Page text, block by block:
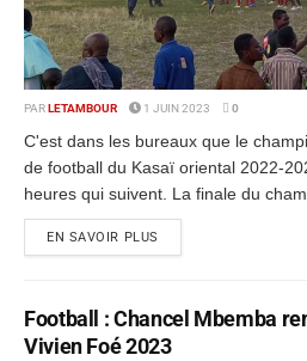
PAR LETAMBOUR 1 JUIN 2023 0
C'est dans les bureaux que le
de football du Kasaï oriental 2022-
heures qui suivent. La finale du
EN SAVOIR PLUS
Football : Chancel Mbemba
Vivien Foé 2023